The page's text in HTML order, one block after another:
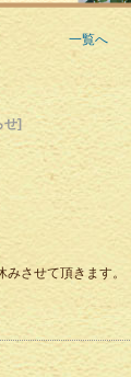
一覧へ
せ]
させて頂きます。